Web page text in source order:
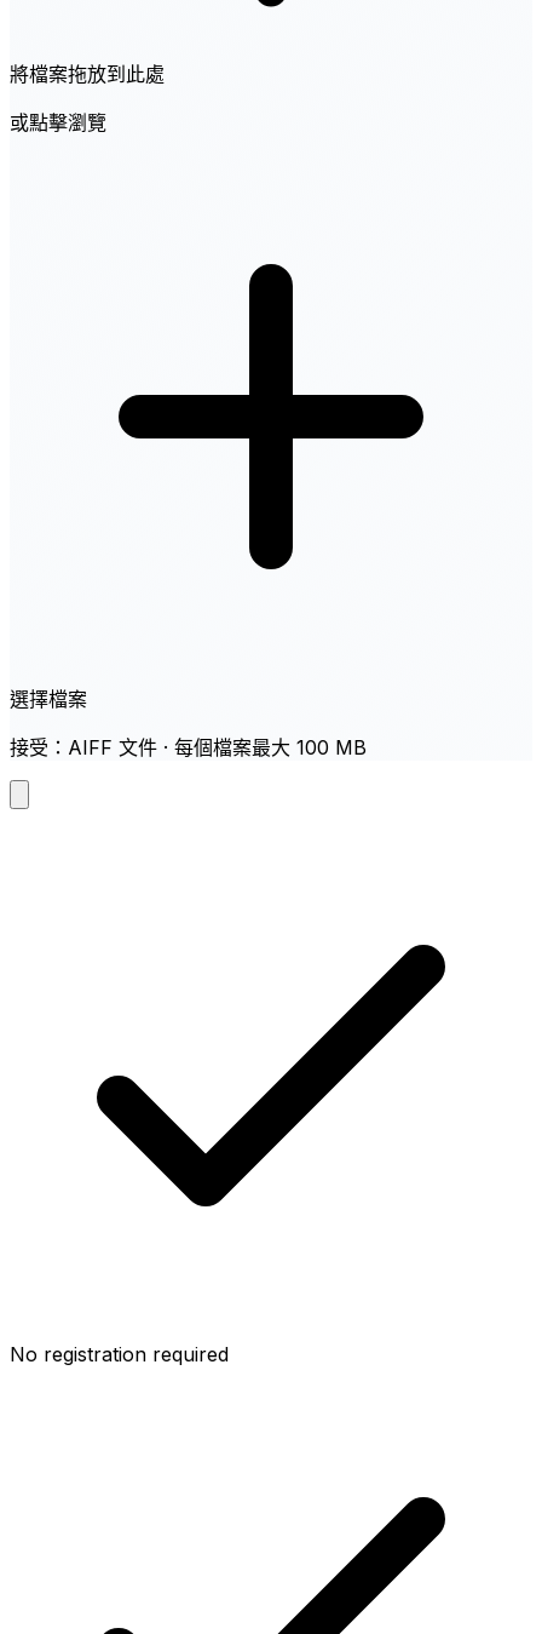
將檔案拖放到此處
或點擊瀏覽
選擇檔案
接受：AIFF 文件 · 每個檔案最大 100 MB
No registration required